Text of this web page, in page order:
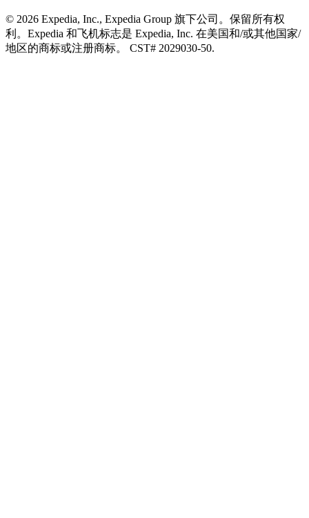
© 2026 Expedia, Inc., Expedia Group 旗下公司。保留所有权
利。Expedia 和飞机标志是 Expedia, Inc. 在美国和/或其他国家/
地区的商标或注册商标。 CST# 2029030-50.